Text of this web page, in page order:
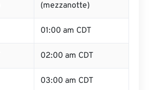
(mezzanotte)
01:00 am CDT
02:00 am CDT
03:00 am CDT